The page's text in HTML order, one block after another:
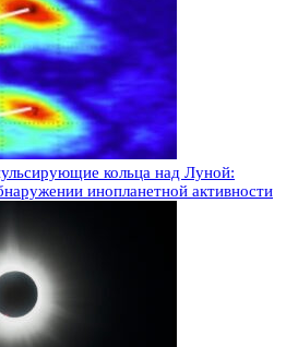
кольца над Луной:
инопланетной активности